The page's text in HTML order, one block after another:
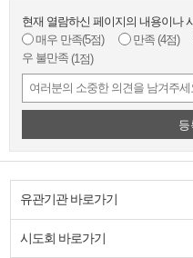
현재 열람하신 페이지의 내용이나
매우 만족(5점) 만족 (4점)
우 불만족 (1점)
등
유관기관 바로가기
시도회 바로가기